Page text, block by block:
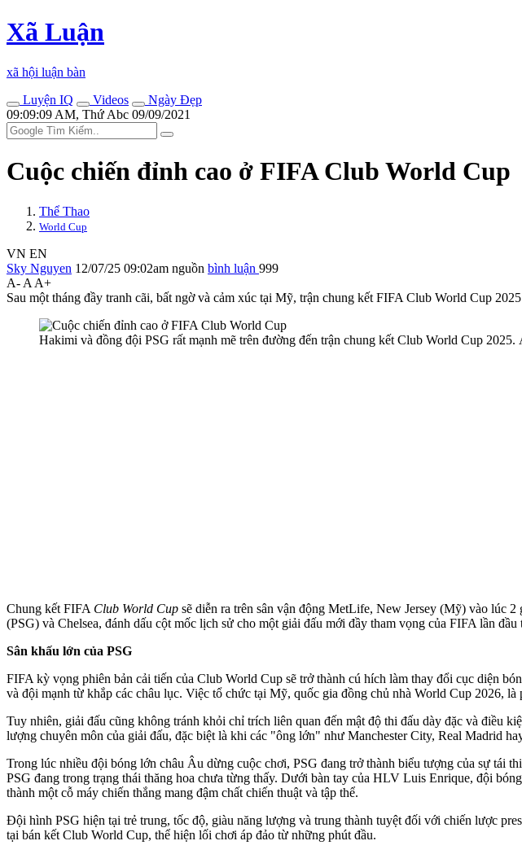
Xã Luận
xã hội luận bàn
Luyện IQ
Videos
Ngày Đẹp
09:09:09 AM, Thứ Abc 09/09/2021
Cuộc chiến đỉnh cao ở FIFA Club World Cup
Thể Thao
World Cup
VN EN
Sky Nguyen 12/07/25 09:02am nguồn bình luận 999
A- A A+
Sau một tháng đầy tranh cãi, bất ngờ và cảm xúc tại Mỹ, trận chung kết FIFA Club World Cup
Hakimi và đồng đội PSG rất mạnh mẽ trên đường đến trận chung kết Club World Cup 2025.
Chung kết FIFA Club World Cup sẽ diễn ra trên sân vận động MetLife, New Jersey (Mỹ) vào lúc
(PSG) và Chelsea, đánh dấu cột mốc lịch sử cho một giải đấu mới đầy tham vọng của FIFA lần
Sân khấu lớn của PSG
FIFA kỳ vọng phiên bản cải tiến của Club World Cup sẽ trở thành cú hích làm thay đổi cục diện
và đội mạnh từ khắp các châu lục. Việc tổ chức tại Mỹ, quốc gia đồng chủ nhà World Cup 2026,
Tuy nhiên, giải đấu cũng không tránh khỏi chỉ trích liên quan đến mật độ thi đấu dày đặc và điều
lượng chuyên môn của giải đấu, đặc biệt là khi các "ông lớn" như Manchester City, Real Madrid
Trong lúc nhiều đội bóng lớn châu Âu dừng cuộc chơi, PSG đang trở thành biểu tượng của sự tái
PSG đang trong trạng thái thăng hoa chưa từng thấy. Dưới bàn tay của HLV Luis Enrique, đội
thành một cỗ máy chiến thắng mang đậm chất chiến thuật và tập thể.
Đội hình PSG hiện tại trẻ trung, tốc độ, giàu năng lượng và trung thành tuyệt đối với chiến lược
tại bán kết Club World Cup, thể hiện lối chơi áp đảo từ những phút đầu.